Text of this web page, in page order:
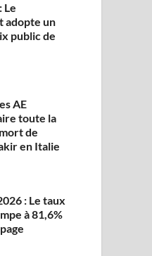
Le
adopte un
public de
AE
toute la
de
en Italie
: Le taux
à 81,6%